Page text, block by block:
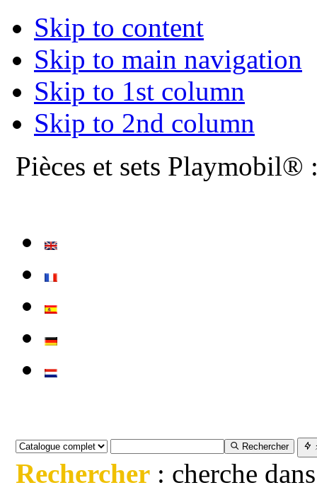
Skip to content
Skip to main navigation
Skip to 1st column
Skip to 2nd column
Pièces et sets Playmobil®
Rechercher
Rechercher : cherche